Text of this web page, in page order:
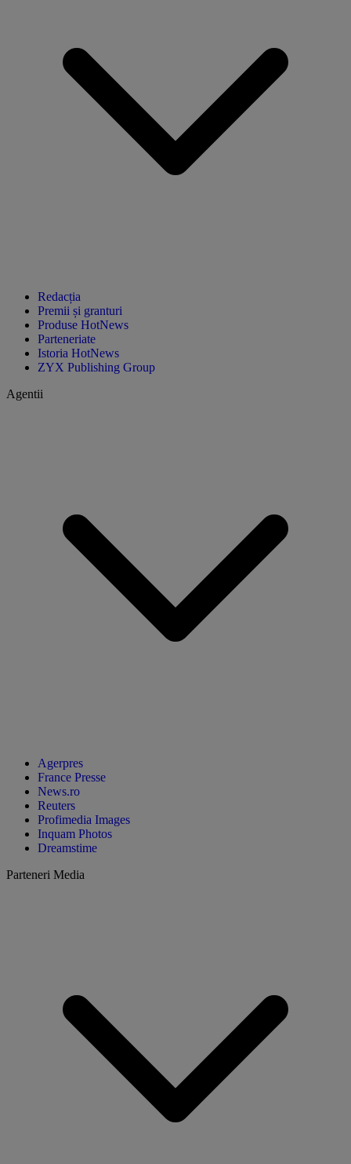
Redacția
Premii și granturi
Produse HotNews
Parteneriate
Istoria HotNews
ZYX Publishing Group
Agentii
Agerpres
France Presse
News.ro
Reuters
Profimedia Images
Inquam Photos
Dreamstime
Parteneri Media